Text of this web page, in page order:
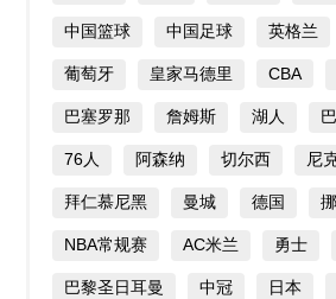
中国篮球 中国足球 英格兰
葡萄牙 皇家马德里 CBA
巴塞罗那 詹姆斯 湖人
76人 阿森纳 切尔西 尼
拜仁慕尼黑 曼城 德国
NBA常规赛 AC米兰 勇士
巴黎圣日耳曼 中冠 日本